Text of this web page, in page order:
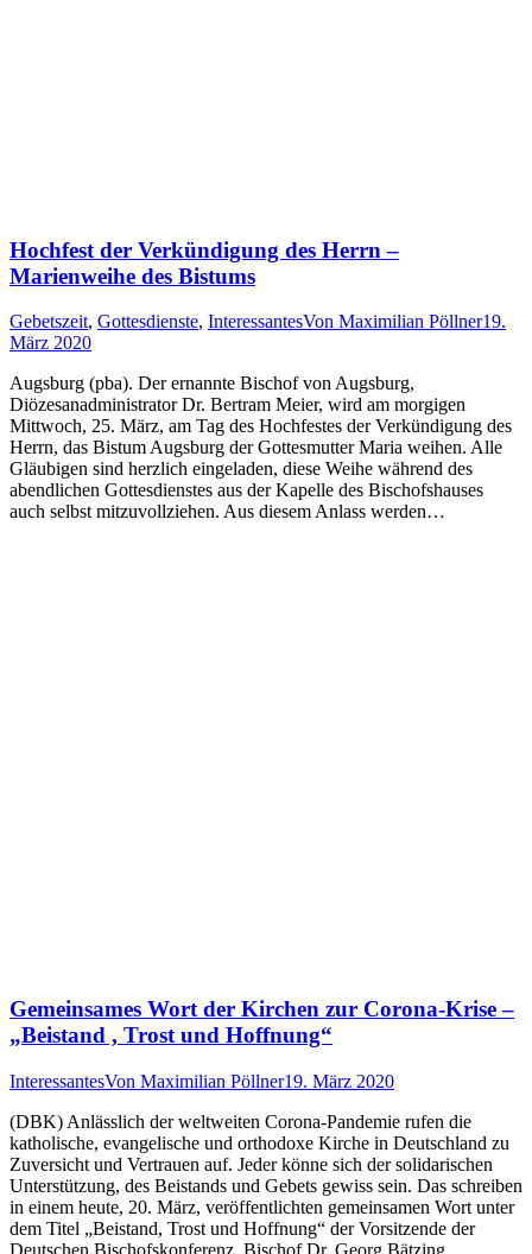
Hochfest der Verkündigung des Herrn –
Marienweihe des Bistums
Gebetszeit, Gottesdienste, InteressantesVon Maximilian Pöllner19.
März 2020
Augsburg (pba). Der ernannte Bischof von Augsburg,
Diözesanadministrator Dr. Bertram Meier, wird am morgigen
Mittwoch, 25. März, am Tag des Hochfestes der Verkündigung des
Herrn, das Bistum Augsburg der Gottesmutter Maria weihen. Alle
Gläubigen sind herzlich eingeladen, diese Weihe während des
abendlichen Gottesdienstes aus der Kapelle des Bischofshauses
auch selbst mitzuvollziehen. Aus diesem Anlass werden…
Gemeinsames Wort der Kirchen zur Corona-Krise –
„Beistand , Trost und Hoffnung“
InteressantesVon Maximilian Pöllner19. März 2020
(DBK) Anlässlich der weltweiten Corona-Pandemie rufen die
katholische, evangelische und orthodoxe Kirche in Deutschland zu
Zuversicht und Vertrauen auf. Jeder könne sich der solidarischen
Unterstützung, des Beistands und Gebets gewiss sein. Das schreiben
in einem heute, 20. März, veröffentlichten gemeinsamen Wort unter
dem Titel „Beistand, Trost und Hoffnung“ der Vorsitzende der
Deutschen Bischofskonferenz, Bischof Dr. Georg Bätzing…